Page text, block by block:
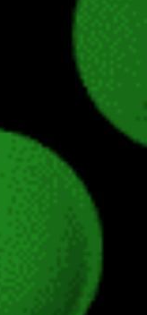
DE PEDIR
Desde
Fortnite,
muchos
de
desde
a la
todo lo